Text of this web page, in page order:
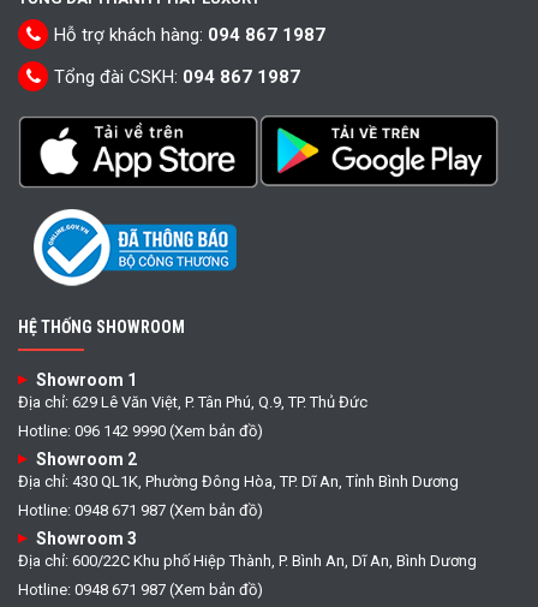
Hỗ trợ khách hàng: 094 867 1987
Tổng đài CSKH: 094 867 1987
HỆ THỐNG SHOWROOM
Showroom 1
Địa chỉ: 629 Lê Văn Việt, P. Tân Phú, Q.9, TP. Thủ Đức
Hotline: 096 142 9990 (Xem bản đồ)
Showroom 2
Địa chỉ: 430 QL1K, Phường Đông Hòa, TP. Dĩ An, Tỉnh Bình Dương
Hotline: 0948 671 987 (Xem bản đồ)
Showroom 3
Địa chỉ: 600/22C Khu phố Hiệp Thành, P. Bình An, Dĩ An, Bình Dương
Hotline: 0948 671 987 (Xem bản đồ)